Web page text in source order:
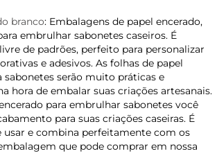
branco: Embalagens de papel encerado,
embrulhar sabonetes caseiros. É
de padrões, perfeito para personalizar
e adesivos. As folhas de papel
sabonetes serão muito práticas e
hora de embalar suas criações artesanais.
para embrulhar sabonetes você
para suas criações caseiras. É
usar e combina perfeitamente com os
que pode comprar em nossa